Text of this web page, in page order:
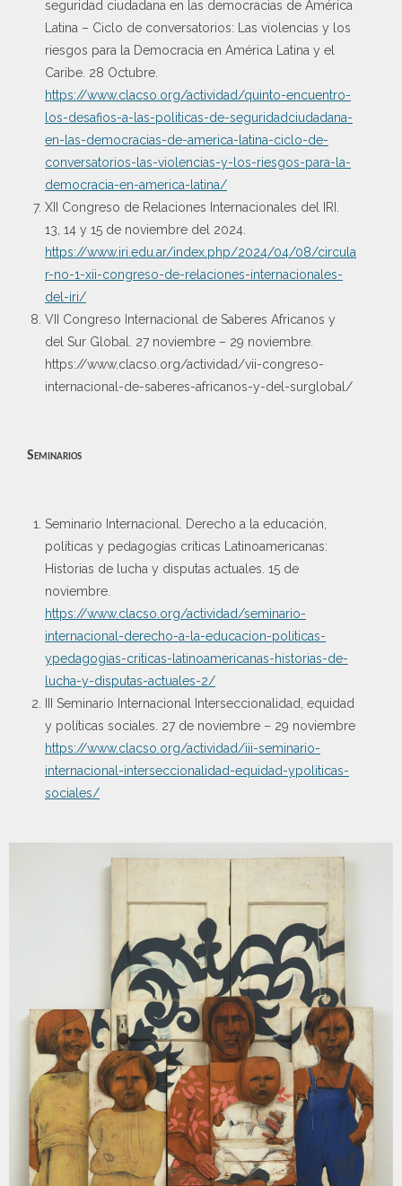
seguridad ciudadana en las democracias de América
Latina – Ciclo de conversatorios: Las violencias y los
riesgos para la Democracia en América Latina y el
Caribe. 28 Octubre.
https://www.clacso.org/actividad/quinto-encuentro-
los-desafios-a-las-politicas-de-seguridadciudadana-
en-las-democracias-de-america-latina-ciclo-de-
conversatorios-las-violencias-y-los-riesgos-para-la-
democracia-en-america-latina/
XII Congreso de Relaciones Internacionales del IRI.
13, 14 y 15 de noviembre del 2024.
https://www.iri.edu.ar/index.php/2024/04/08/circula
r-no-1-xii-congreso-de-relaciones-internacionales-
del-iri/
VII Congreso Internacional de Saberes Africanos y
del Sur Global. 27 noviembre – 29 noviembre.
https://www.clacso.org/actividad/vii-congreso-
internacional-de-saberes-africanos-y-del-surglobal/
Seminarios
Seminario Internacional. Derecho a la educación,
políticas y pedagogías críticas Latinoamericanas:
Historias de lucha y disputas actuales. 15 de
noviembre.
https://www.clacso.org/actividad/seminario-
internacional-derecho-a-la-educacion-politicas-
ypedagogias-criticas-latinoamericanas-historias-de-
lucha-y-disputas-actuales-2/
III Seminario Internacional Interseccionalidad, equidad
y políticas sociales. 27 de noviembre – 29 noviembre
https://www.clacso.org/actividad/iii-seminario-
internacional-interseccionalidad-equidad-ypoliticas-
sociales/